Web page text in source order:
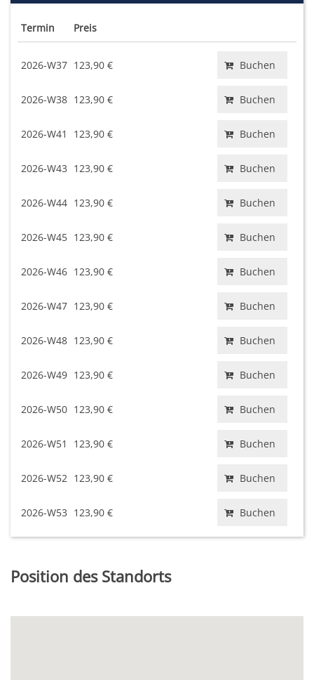
Termin Preis
2026-W37 123,90 € Buchen
2026-W38 123,90 € Buchen
2026-W41 123,90 € Buchen
2026-W43 123,90 € Buchen
2026-W44 123,90 € Buchen
2026-W45 123,90 € Buchen
2026-W46 123,90 € Buchen
2026-W47 123,90 € Buchen
2026-W48 123,90 € Buchen
2026-W49 123,90 € Buchen
2026-W50 123,90 € Buchen
2026-W51 123,90 € Buchen
2026-W52 123,90 € Buchen
2026-W53 123,90 € Buchen
Position des Standorts